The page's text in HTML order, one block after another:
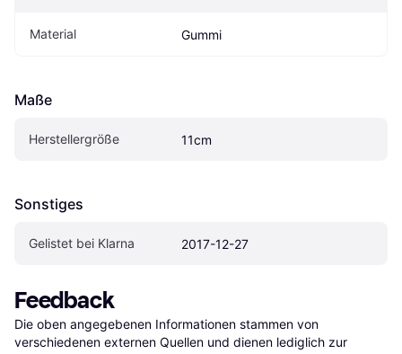
Material Gummi
Maße
Herstellergröße 11cm
Sonstiges
Gelistet bei Klarna 2017-12-27
Feedback
Die oben angegebenen Informationen stammen von
verschiedenen externen Quellen und dienen lediglich zur